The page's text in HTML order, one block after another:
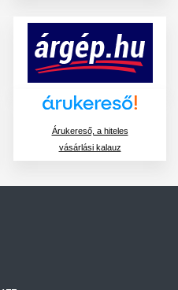
Árukereső, a hiteles
vásárlási kalauz